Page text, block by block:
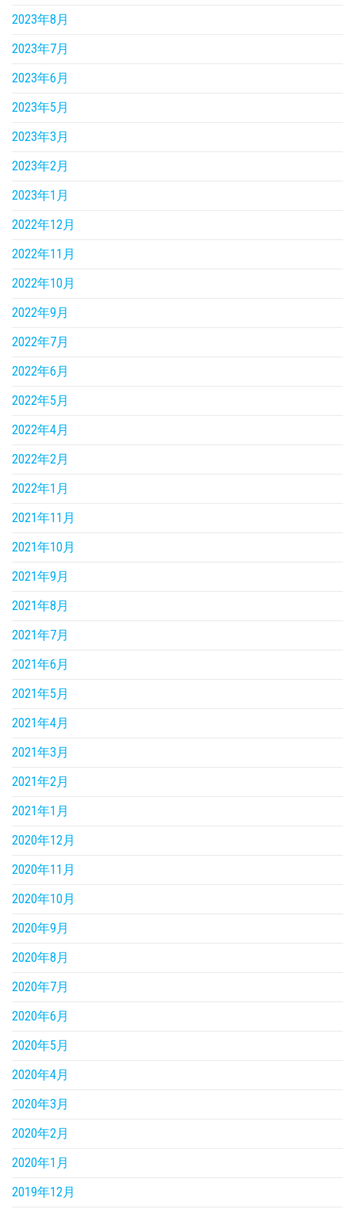
2023年8月
2023年7月
2023年6月
2023年5月
2023年3月
2023年2月
2023年1月
2022年12月
2022年11月
2022年10月
2022年9月
2022年7月
2022年6月
2022年5月
2022年4月
2022年2月
2022年1月
2021年11月
2021年10月
2021年9月
2021年8月
2021年7月
2021年6月
2021年5月
2021年4月
2021年3月
2021年2月
2021年1月
2020年12月
2020年11月
2020年10月
2020年9月
2020年8月
2020年7月
2020年6月
2020年5月
2020年4月
2020年3月
2020年2月
2020年1月
2019年12月